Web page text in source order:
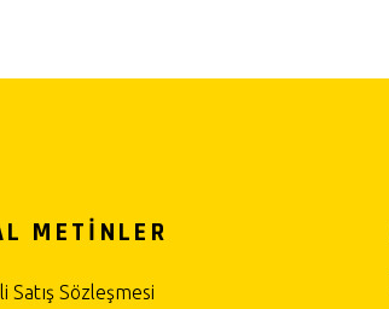
METİNLER
Satış Sözleşmesi